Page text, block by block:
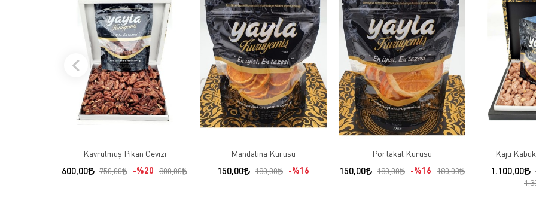
Kavrulmuş Pikan Cevizi
600,00 750,00 %20 800,00
Mandalina Kurusu
150,00 180,00 %16
Portakal Kurusu
150,00 180,00 %16 180,00
Kaju
1.100,00